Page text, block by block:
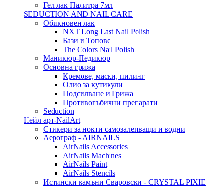
Гел лак Палитра 7мл
SEDUCTION AND NAIL CARE
Обикновен лак
NXT Long Last Nail Polish
Бази и Топове
The Colors Nail Polish
Маникюр-Педикюр
Основна грижа
Кремове, маски, пилинг
Олио за кутикули
Подсилване и Грижа
Противогъбични препарати
Seduction
Нейл арт-NailArt
Стикери за нокти самозалепващи и водни
Аерограф - AIRNAILS
AirNails Accessories
AirNails Machines
AirNails Paint
AirNails Stencils
Истински камъни Сваровски - CRYSTAL PIXIE